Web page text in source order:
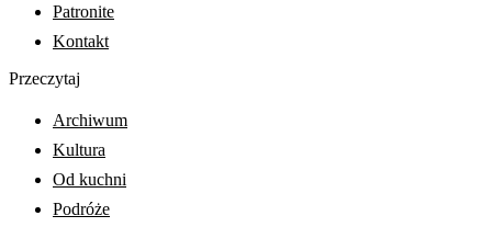
Patronite
Kontakt
Przeczytaj
Archiwum
Kultura
Od kuchni
Podróże